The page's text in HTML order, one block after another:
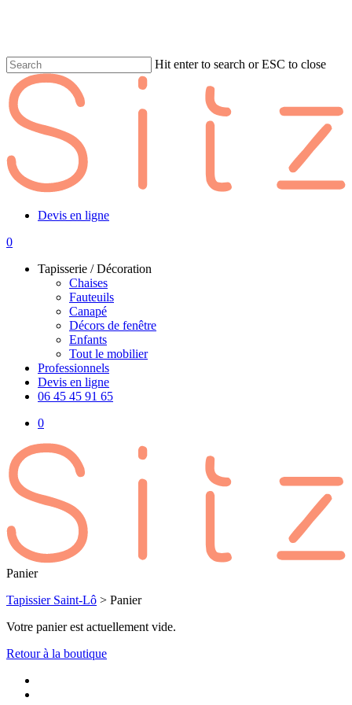
content
Hit enter to search or ESC to close
Fermer
la
recherche
Devis en ligne
0
Tapisserie / Décoration
Chaises
Fauteuils
Canapé
Décors de fenêtre
Enfants
Tout le mobilier
Professionnels
Devis en ligne
06 45 45 91 65
0
PanierFermer
panier
Tapissier Saint-Lô > Panier
Votre panier est actuellement vide.
Retour à la boutique